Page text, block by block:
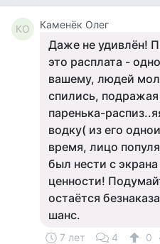
КО Каменёк Олег
Даже не удивлён!
это расплата -
вашему, людей
спились, подражая
паренька-
водку( из его
время, лицо
был нести с
ценности!
остаётся
шанс.
7 лет 4 0